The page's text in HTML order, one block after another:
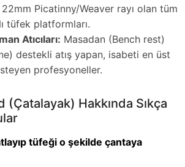
22mm Picatinny/Weaver rayı olan tüm
tüfek platformları.
Atıcıları: Masadan (Bench rest)
destekli atış yapan, isabeti en üst
profesyoneller.
(Çatalayak) Hakkında Sıkça
tüfeği o şekilde çantaya